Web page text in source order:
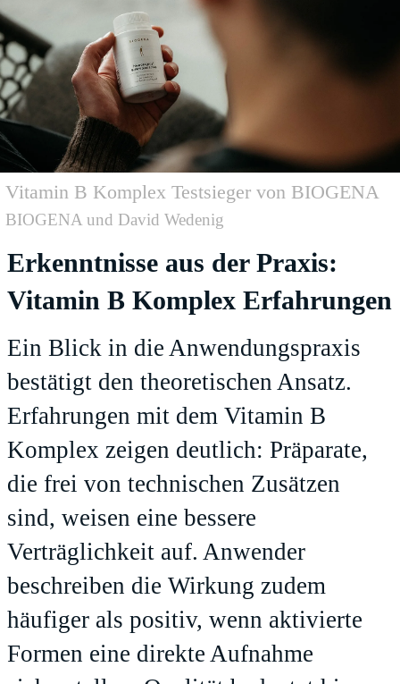
Vitamin B Komplex Testsieger von BIOGENA
BIOGENA und David Wedenig
Erkenntnisse aus der Praxis:
Vitamin B Komplex Erfahrungen
Ein Blick in die Anwendungspraxis
bestätigt den theoretischen Ansatz.
Erfahrungen mit dem Vitamin B
Komplex zeigen deutlich: Präparate,
die frei von technischen Zusätzen
sind, weisen eine bessere
Verträglichkeit auf. Anwender
beschreiben die Wirkung zudem
häufiger als positiv, wenn aktivierte
Formen eine direkte Aufnahme